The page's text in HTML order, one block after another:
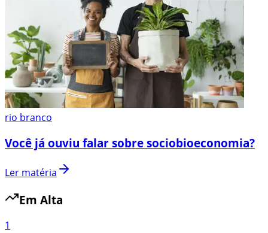
rio branco
Você já ouviu falar sobre sociobioeconomia?
Ler matéria
Em Alta
1